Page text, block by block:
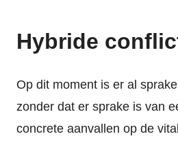
Hybride
Op dit moment is er al
zonder dat er sprake is van
concrete aanvallen op de